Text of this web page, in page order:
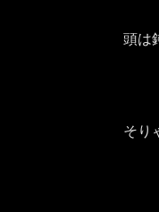
頭は
そり